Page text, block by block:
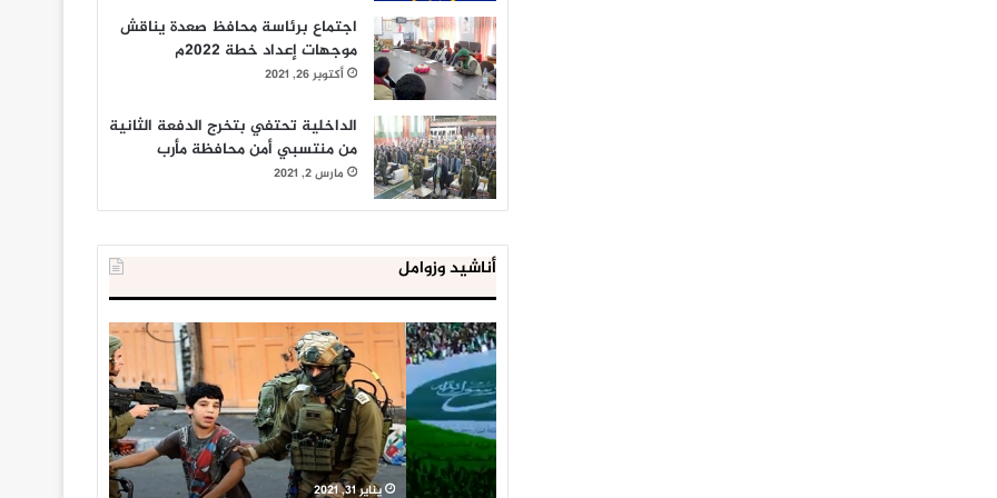
اجتماع برئاسة محافظ صعدة يناقش
موجهات إعداد خطة 2022م
أكتوبر 26, 2021
الداخلية تحتفي بتخرج الدفعة الثانية
من منتسبي أمن محافظة مأرب
مارس 2, 2021
أناشيد وزوامل
العدو
الإسرائيلي
اعتقل
543
طفلا
فلسطينيا
خلال
يناير 31, 2021
الداخلية
المصرية
تعلن
إحباط
‘مخطط
كبير’
للإخوان